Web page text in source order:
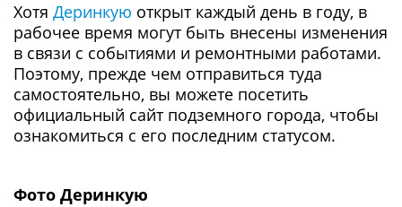
Хотя Деринкую открыт каждый день в году, в
рабочее время могут быть внесены изменения
в связи с событиями и ремонтными работами.
Поэтому, прежде чем отправиться туда
самостоятельно, вы можете посетить
официальный сайт подземного города, чтобы
ознакомиться с его последним статусом.
Фото Деринкую